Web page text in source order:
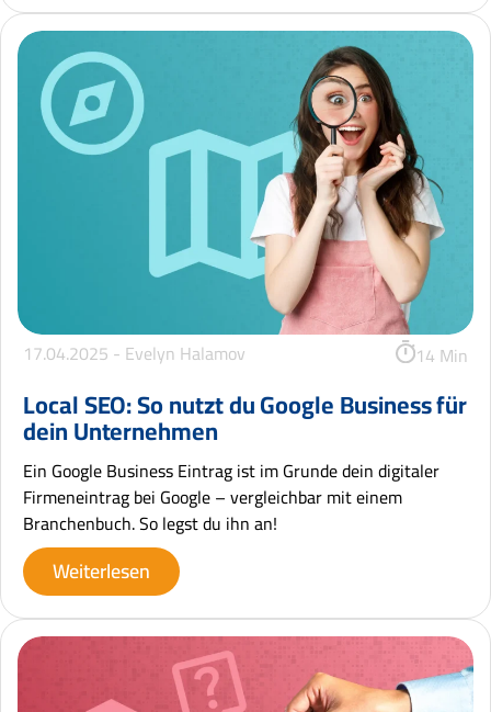
17.04.2025 - Evelyn Halamov 14 Min
Local SEO: So nutzt du Google Business für
dein Unternehmen
Ein Google Business Eintrag ist im Grunde dein digitaler
Firmeneintrag bei Google – vergleichbar mit einem
Branchenbuch. So legst du ihn an!
Weiterlesen